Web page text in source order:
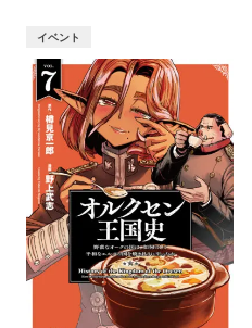
イベント